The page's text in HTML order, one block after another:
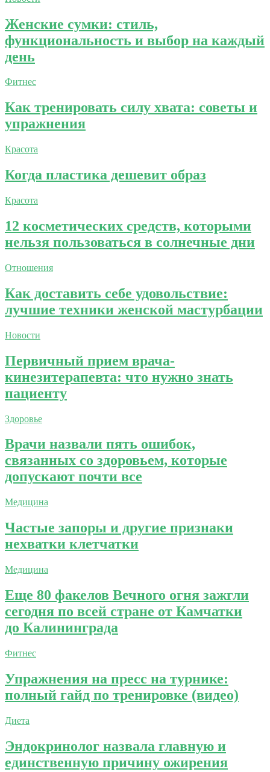
Женские сумки: стиль,
функциональность и выбор на каждый
день
Фитнес
Как тренировать силу хвата: советы и
упражнения
Красота
Когда пластика дешевит образ
Красота
12 косметических средств, которыми
нельзя пользоваться в солнечные дни
Отношения
Как доставить себе удовольствие:
лучшие техники женской мастурбации
Новости
Первичный прием врача-
кинезитерапевта: что нужно знать
пациенту
Здоровье
Врачи назвали пять ошибок,
связанных со здоровьем, которые
допускают почти все
Медицина
Частые запоры и другие признаки
нехватки клетчатки
Медицина
Еще 80 факелов Вечного огня зажгли
сегодня по всей стране от Камчатки
до Калининграда
Фитнес
Упражнения на пресс на турнике:
полный гайд по тренировке (видео)
Диета
Эндокринолог назвала главную и
единственную причину ожирения